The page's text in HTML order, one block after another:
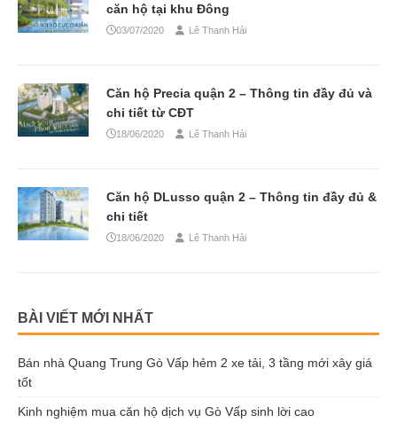
căn hộ tại khu Đông
03/07/2020 Lê Thanh Hải
Căn hộ Precia quận 2 – Thông tin đầy đủ và
chi tiết từ CĐT
18/06/2020 Lê Thanh Hải
Căn hộ DLusso quận 2 – Thông tin đầy đủ &
chi tiết
18/06/2020 Lê Thanh Hải
BÀI VIẾT MỚI NHẤT
Bán nhà Quang Trung Gò Vấp hẻm 2 xe tải, 3 tầng mới xây giá
tốt
Kinh nghiệm mua căn hộ dịch vụ Gò Vấp sinh lời cao